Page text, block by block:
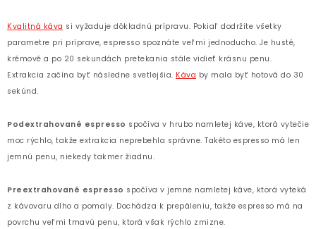
Kvalitná káva si vyžaduje dôkladnú prípravu. Pokiaľ dodržíte všetky
parametre pri príprave, espresso spoznáte veľmi jednoducho. Je husté,
krémové a po 20 sekundách pretekania stále vidieť krásnu penu.
Extrakcia začína byť následne svetlejšia. Káva by mala byť hotová do 30
sekúnd.
Podextrahované espresso spočíva v hrubo namletej káve, ktorá vytečie
moc rýchlo, takže extrakcia neprebehla správne. Takéto espresso má len
jemnú penu, niekedy takmer žiadnu.
Preextrahované espresso spočíva v jemne namletej káve, ktorá vyteká
z kávovaru dlho a pomaly. Dochádza k prepáleniu, takže espresso má na
povrchu veľmi tmavú penu, ktorá však rýchlo zmizne.